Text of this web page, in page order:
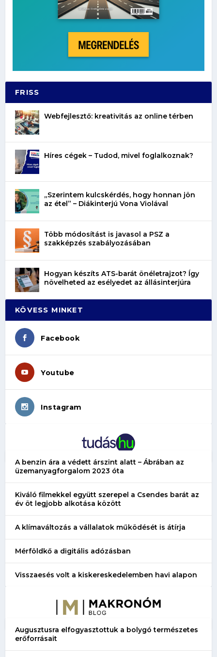
FRISS
Webfejlesztő: kreativitás az online térben
Híres cégek – Tudod, mivel foglalkoznak?
„Szerintem kulcskérdés, hogy honnan jön
az étel” – Diákinterjú Vona Violával
Több módosítást is javasol a PSZ a
szakképzés szabályozásában
Hogyan készíts ATS-barát önéletrajzot? Így
növelheted az esélyedet az állásinterjúra
KÖVESS MINKET
Facebook
Youtube
Instagram
A benzin ára a védett árszint alatt – Ábrában az
üzemanyagforgalom 2023 óta
Kiváló filmekkel együtt szerepel a Csendes barát az
év öt legjobb alkotása között
A klímaváltozás a vállalatok működését is átírja
Mérföldkő a digitális adózásban
Visszaesés volt a kiskereskedelemben havi alapon
Augusztusra elfogyasztottuk a bolygó természetes
erőforrásait